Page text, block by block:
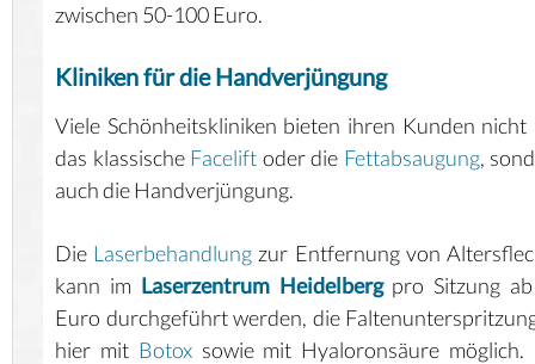
zwischen 50-100 Euro.
Kliniken für die Handverjüngung
Viele Schönheitskliniken bieten ihren Kunden nicht
das klassische Facelift oder die Fettabsaugung,
auch die Handverjüngung.
Die Laserbehandlung zur Entfernung von
kann im Laserzentrum Heidelbergpro Sitzung
Euro durchgeführt werden, die
hier mit Botoxsowie mit Hyaloronsäure möglich.